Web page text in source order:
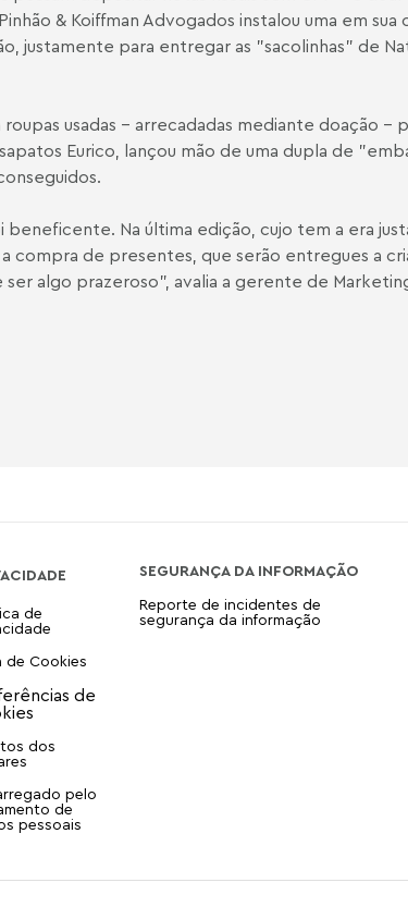
& Koiffman Advogados instalou uma em sua
justamente para entregar as "sacolinhas" de
usadas - arrecadadas mediante doação -
Eurico, lançou mão de uma dupla de
Na última edição, cujo tem a era
compra de presentes, que serão entregues a
algo prazeroso", avalia a gerente de
de
de Cookies
dos
pelo
de
pessoais
SEGURANÇA DA INFORMAÇÃO
Reporte de incidentes de
segurança da informação